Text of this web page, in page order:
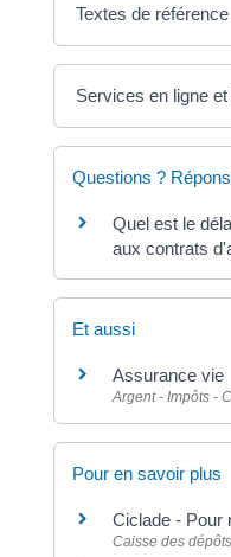
Textes de référence
Services en ligne
Questions ?
Quel est le
aux contrats
Et aussi
Assurance vie
Argent - Impôts -
Pour en savoir plus
Ciclade - Pour
Caisse des